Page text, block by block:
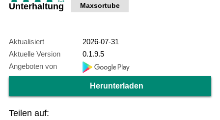
Unterhaltung Maxsortube
Aktualisiert
2026-07-31
Aktuelle Version
0.1.9.5
Angeboten von
Herunterladen
Teilen auf: